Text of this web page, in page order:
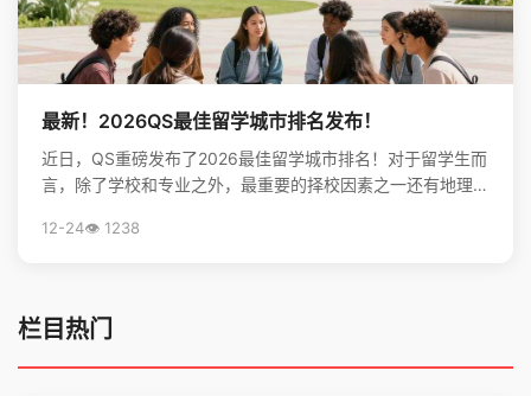
最新！2026QS最佳留学城市排名发布！
近日，QS重磅发布了2026最佳留学城市排名！对于留学生而
言，除了学校和专业之外，最重要的择校因素之一还有地理位
12-24👁️ 1238
栏目热门